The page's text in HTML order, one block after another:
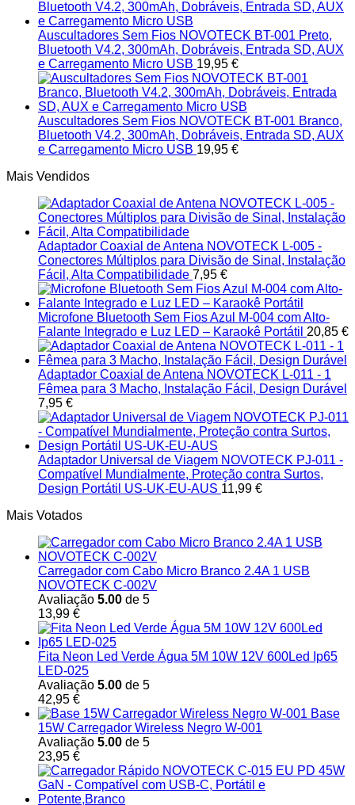
Auscultadores Sem Fios NOVOTECK BT-001 Preto,
Bluetooth V4.2, 300mAh, Dobráveis, Entrada SD, AUX
e Carregamento Micro USB 19,95 €
Auscultadores Sem Fios NOVOTECK BT-001 Branco,
Bluetooth V4.2, 300mAh, Dobráveis, Entrada SD, AUX
e Carregamento Micro USB 19,95 €
Mais Vendidos
Adaptador Coaxial de Antena NOVOTECK L-005 -
Conectores Múltiplos para Divisão de Sinal, Instalação
Fácil, Alta Compatibilidade 7,95 €
Microfone Bluetooth Sem Fios Azul M-004 com Alto-
Falante Integrado e Luz LED – Karaokê Portátil 20,85 €
Adaptador Coaxial de Antena NOVOTECK L-011 - 1
Fêmea para 3 Macho, Instalação Fácil, Design Durável
7,95 €
Adaptador Universal de Viagem NOVOTECK PJ-011 -
Compatível Mundialmente, Proteção contra Surtos,
Design Portátil US-UK-EU-AUS 11,99 €
Mais Votados
Carregador com Cabo Micro Branco 2.4A 1 USB
NOVOTECK C-002V
Avaliação 5.00 de 5
13,99 €
Fita Neon Led Verde Água 5M 10W 12V 600Led Ip65
LED-025
Avaliação 5.00 de 5
42,95 €
Base
15W Carregador Wireless Negro W-001
Avaliação 5.00 de 5
23,95 €